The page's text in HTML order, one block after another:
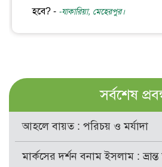
হবে? - -যাকারিয়া, মেহেরপুর।
সর্বশেষ
আহলে বায়ত : পরিচয় ও মর্যাদা
মার্কসের দর্শন বনাম ইসলাম :